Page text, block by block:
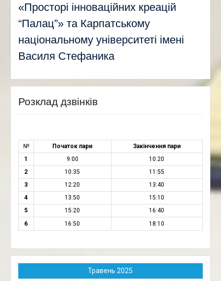
«Просторі інноваційних креацій
“Палац”» та Карпатському
національному університеті імені
Василя Стефаника
Розклад дзвінків
№ Початок пари
Закінчення пари
1
9:00
10:20
2
10:35
11:55
3
12:20
13:40
4
13:50
15:10
5
15:20
16:40
6
16:50 18:10
Травень 2025